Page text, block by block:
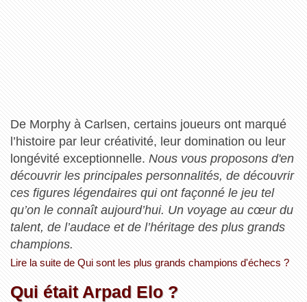
De Morphy à Carlsen, certains joueurs ont marqué
l’histoire par leur créativité, leur domination ou leur
longévité exceptionnelle. Nous vous proposons d'en
découvrir les principales personnalités, de découvrir
ces figures légendaires qui ont façonné le jeu tel
qu’on le connaît aujourd’hui. Un voyage au cœur du
talent, de l’audace et de l’héritage des plus grands
champions.
Lire la suite de Qui sont les plus grands champions d'échecs ?
Qui était Arpad Elo ?